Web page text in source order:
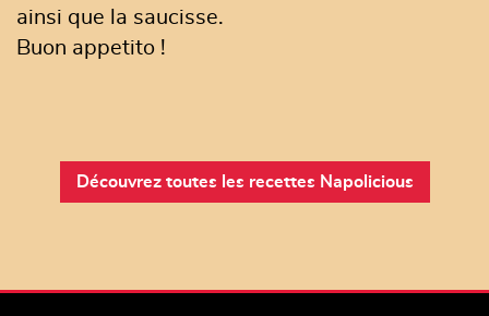
ainsi que la saucisse.
Buon appetito !
Découvrez toutes les recettes Napolicious